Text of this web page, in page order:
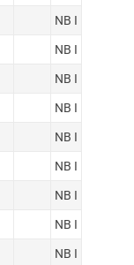
NB I
NB I
NB I
NB I
NB I
NB I
NB I
NB I
NB I